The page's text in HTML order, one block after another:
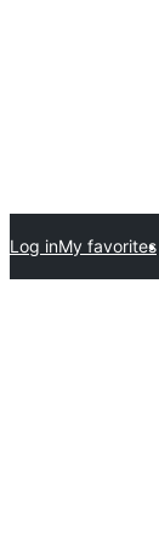
My favorites
Log in